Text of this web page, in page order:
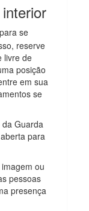
se
reserve
livre de
posição
em sua
se
Guarda
para
ou
pessoas
presença